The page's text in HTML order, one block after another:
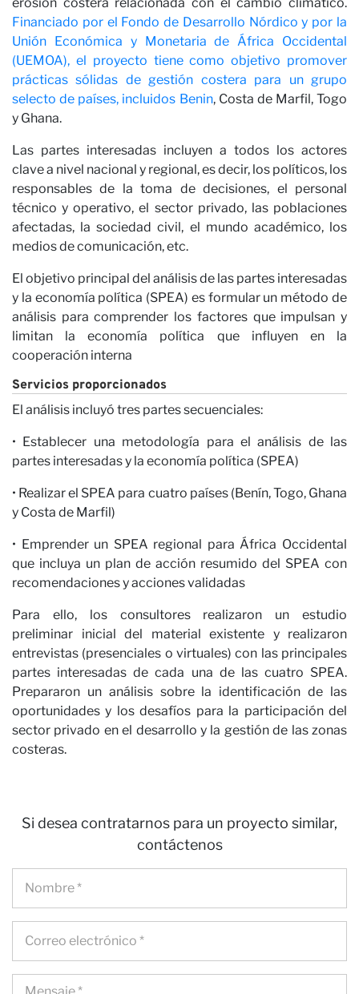
Financiado por el Fondo de Desarrollo Nórdico y por la
Unión Económica y Monetaria de África Occidental
(UEMOA), el proyecto tiene como objetivo promover
prácticas sólidas de gestión costera para un grupo
selecto de países, incluidos Benin, Costa de Marfil, Togo
y Ghana.
Las partes interesadas incluyen a todos los actores
clave a nivel nacional y regional, es decir, los políticos, los
responsables de la toma de decisiones, el personal
técnico y operativo, el sector privado, las poblaciones
afectadas, la sociedad civil, el mundo académico, los
medios de comunicación, etc.
El objetivo principal del análisis de las partes interesadas
y la economía política (SPEA) es formular un método de
análisis para comprender los factores que impulsan y
limitan la economía política que influyen en la
cooperación interna
Servicios proporcionados
El análisis incluyó tres partes secuenciales:
• Establecer una metodología para el análisis de las
partes interesadas y la economía política (SPEA)
• Realizar el SPEA para cuatro países (Benín, Togo, Ghana
y Costa de Marfil)
• Emprender un SPEA regional para África Occidental
que incluya un plan de acción resumido del SPEA con
recomendaciones y acciones validadas
Para ello, los consultores realizaron un estudio
preliminar inicial del material existente y realizaron
entrevistas (presenciales o virtuales) con las principales
partes interesadas de cada una de las cuatro SPEA.
Prepararon un análisis sobre la identificación de las
oportunidades y los desafíos para la participación del
sector privado en el desarrollo y la gestión de las zonas
costeras.
Si desea contratarnos para un proyecto similar,
contáctenos